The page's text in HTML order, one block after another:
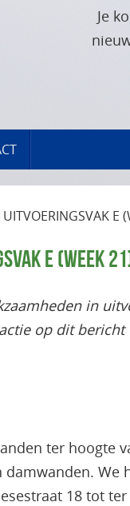
Je
E
E (WEEK
in
op dit
ter hoogte
18 tot